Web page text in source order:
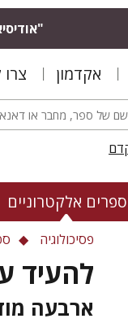
אקדמון
ספרים אלקטרוניים
פסיכולוגיה
להעיד
ארבעה